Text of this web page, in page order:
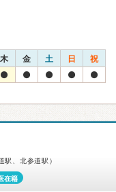
木 金 土 日 祝
駅、北参道駅）
在籍